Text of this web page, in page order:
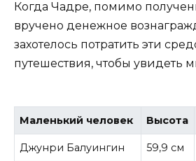
Когда Чадре, помимо
вручено денежное
захотелось потратить эти
путешествия, чтобы увидеть
Маленький человек Высота
Джунри Балуингин 59,9 см